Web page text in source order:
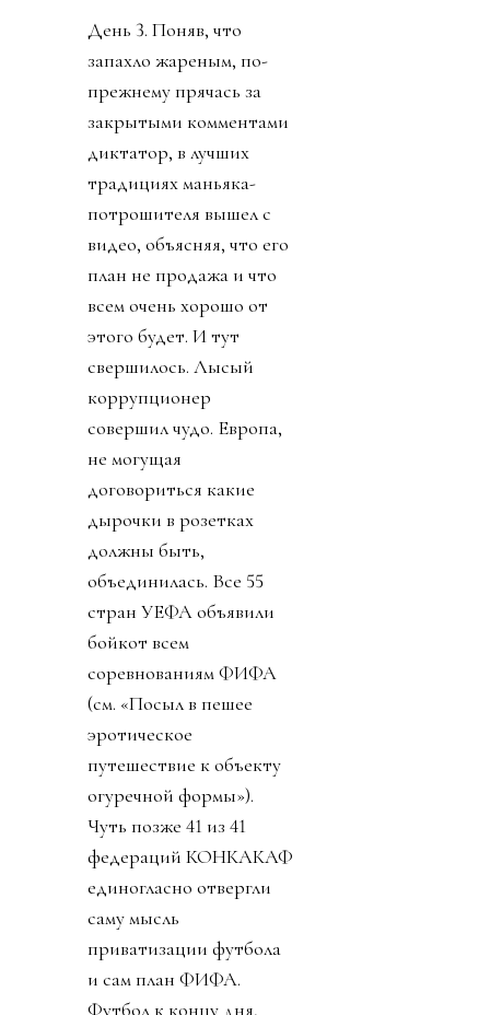
День 3. Поняв, что
запахло жареным, по-
прежнему прячась за
закрытыми комментами
диктатор, в лучших
традициях маньяка-
потрошителя вышел с
видео, объясняя, что его
план не продажа и что
всем очень хорошо от
этого будет. И тут
свершилось. Лысый
коррупционер
совершил чудо. Европа,
не могущая
договориться какие
дырочки в розетках
должны быть,
объединилась. Все 55
стран УЕФА объявили
бойкот всем
соревнованиям ФИФА
(см. «Посыл в пешее
эротическое
путешествие к объекту
огуречной формы»).
Чуть позже 41 из 41
федераций КОНКАКАФ
единогласно отвергли
саму мысль
приватизации футбола
и сам план ФИФА.
Футбол к концу дня,